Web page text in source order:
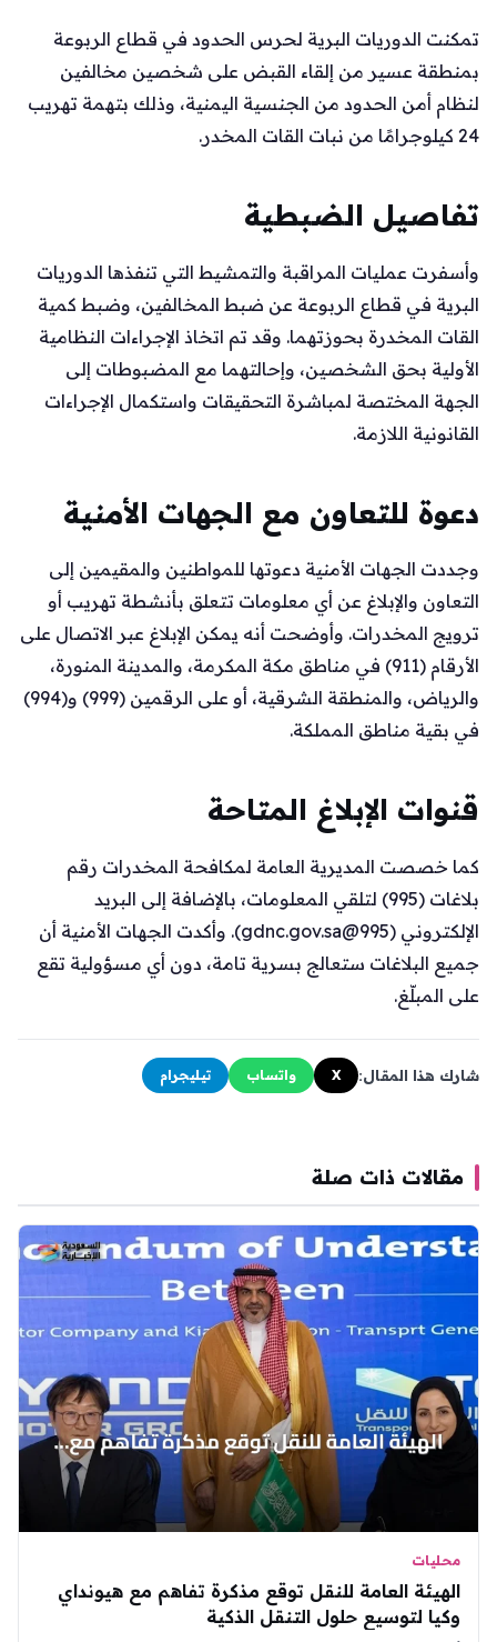
تمكنت الدوريات البرية لحرس الحدود في قطاع الربوعة
بمنطقة عسير من إلقاء القبض على شخصين مخالفين
لنظام أمن الحدود من الجنسية اليمنية، وذلك بتهمة تهريب
24 كيلوجرامًا من نبات القات المخدر.
تفاصيل الضبطية
وأسفرت عمليات المراقبة والتمشيط التي تنفذها الدوريات
البرية في قطاع الربوعة عن ضبط المخالفين، وضبط كمية
القات المخدرة بحوزتهما. وقد تم اتخاذ الإجراءات النظامية
الأولية بحق الشخصين، وإحالتهما مع المضبوطات إلى
الجهة المختصة لمباشرة التحقيقات واستكمال الإجراءات
القانونية اللازمة.
دعوة للتعاون مع الجهات الأمنية
وجددت الجهات الأمنية دعوتها للمواطنين والمقيمين إلى
التعاون والإبلاغ عن أي معلومات تتعلق بأنشطة تهريب أو
ترويج المخدرات. وأوضحت أنه يمكن الإبلاغ عبر الاتصال على
الأرقام (911) في مناطق مكة المكرمة، والمدينة المنورة،
والرياض، والمنطقة الشرقية، أو على الرقمين (999) و(994)
في بقية مناطق المملكة.
قنوات الإبلاغ المتاحة
كما خصصت المديرية العامة لمكافحة المخدرات رقم
بلاغات (995) لتلقي المعلومات، بالإضافة إلى البريد
الإلكتروني (995@gdnc.gov.sa
). وأكدت الجهات الأمنية أن
جميع البلاغات ستعالج بسرية تامة، دون أي مسؤولية تقع
على المبلّغ.
شارك هذا المقال: X واتساب تيليجرام
مقالات ذات صلة
محليات
الهيئة العامة للنقل توقع مذكرة تفاهم مع هيونداي
وكيا لتوسيع حلول التنقل الذكية